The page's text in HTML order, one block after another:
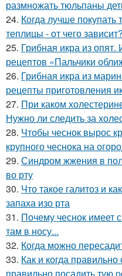
размножать тюльпаны
24. Когда лучше
теплицы - от чего зависит?
25. Грибная икра из
рецептов «Пальчики
26. Грибная икра из
рецепты приготовления
27. При каком
Нужно ли следить за
28. Чтобы чеснок вырос
крупного чеснока на
29. Синдром жжения в
во рту
30. Что такое галитоз и
запаха изо рта
31. Почему чеснок имеет
там в носу...
32. Когда можно
33. Как и когда